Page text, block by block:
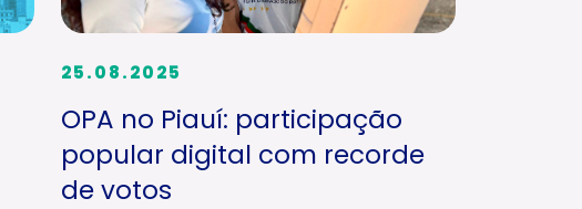
25.08.2025
OPA no Piauí: participação
popular digital com recorde
de votos